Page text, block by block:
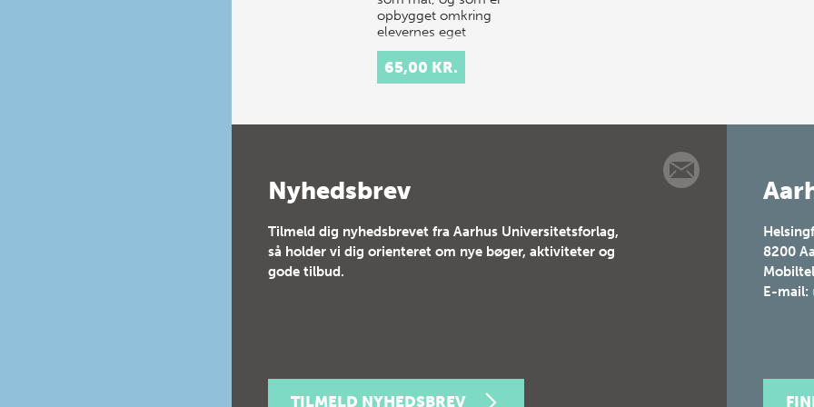
opbygget omkring
elevernes eget
praktiske og unders…
65,00 KR.
Nyhedsbrev
Tilmeld dig nyhedsbrevet fra Aarhus Universitetsforlag,
så holder vi dig orienteret om nye bøger, aktiviteter og
gode tilbud.
TILMELD NYHEDSBREV
8200
E-mail: